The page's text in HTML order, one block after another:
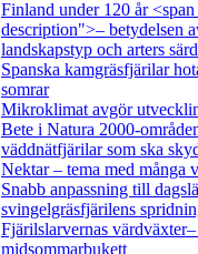
Finland under 120 år
description">– betydelsen
landskapstyp och arters
Spanska kamgräsfjärilar
somrar
Mikroklimat avgör
Bete i Natura 2000-
väddnätfjärilar som ska
Nektar – tema med många
Snabb anpassning till
svingelgräsfjärilens
Fjärilslarvernas
midsommarbukett